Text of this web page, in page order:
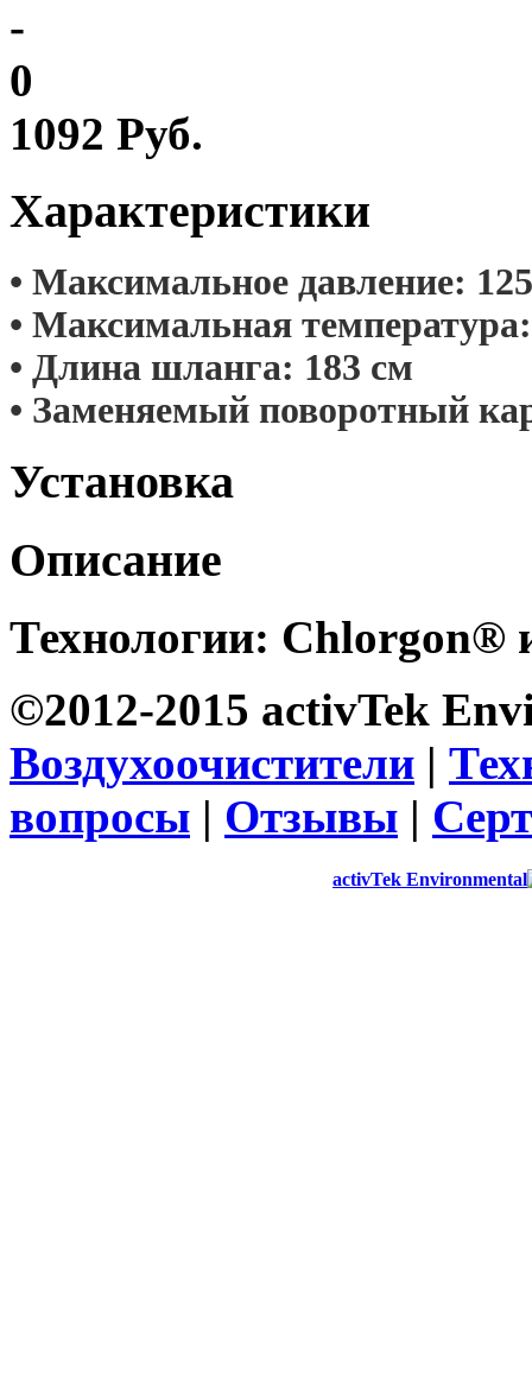
-
0
1092 Руб.
Характеристики
• Максимальное давление:
• Максимальная
• Длина шланга: 183 см
• Заменяемый поворотный
Установка
Описание
Технологии: Chlorgon®
©2012-2015 activTek
Воздухоочистители |
вопросы | Отзывы |
activTek Environmental